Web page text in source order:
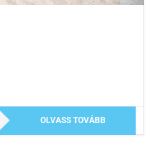
OLVASS TOVÁBB